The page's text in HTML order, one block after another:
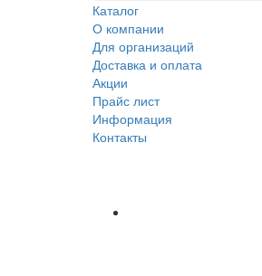
Каталог
О компании
Для организаций
Доставка и оплата
Акции
Прайс лист
Информация
Контакты